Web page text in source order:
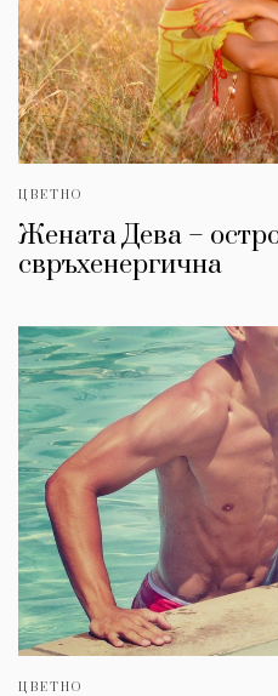
ЦВЕТНО
Жената Дева –
свръхенергична
ЦВЕТНО